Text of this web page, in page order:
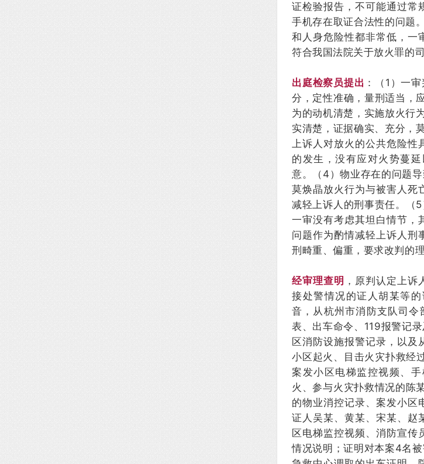
证检验报告，不可能通过常
手机存在取证合法性的问题
和人身危险性都非常低，一
符合我国法院关于放火罪的
出庭检察员提出 ：（1）一
分，定性准确，量刑适当，
为的动机清楚，实施放火行
实清楚，证据确实、充分，
上诉人对放火的公共危险性
的发生，没有应对火势蔓
意。（4）物业存在的问题
莫焕晶放火行为与被害人死
减轻上诉人的刑事责任。（
一审没有考虑其坦白情节，
问题作为酌情减轻上诉人刑
刑畸重、偏重，要求改判的
经审理查明 ，原判认定上诉
接处警情况的证人胡某等
音，从杭州市消防支队司令
表、出车命令、119报警记
区消防设施报警记录，以及
小区起火、目击火灾扑救经
案发小区电梯监控视频、
火、参与火灾扑救情况的陈
的物业消控记录、案发小区
证人吴某、黄某、宋某、赵
区电梯监控视频、消防宣传
情况说明；证明对本案4名